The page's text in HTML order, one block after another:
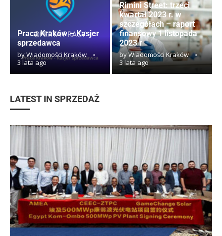
Praca Kraków – Kasjer
sprzedawca
byWiadomości Kraków
3 lata ago
Rimini Street: trzeci
kwartał 2023 r. w
szczegółach – raport
finansowy 1 listopada
2023 r
byWiadomości Kraków
3 lata ago
LATEST IN SPRZEDAŻ